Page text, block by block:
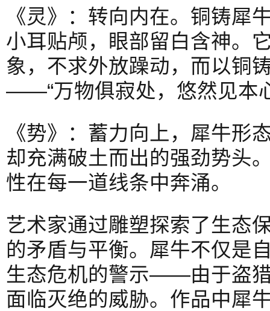
《灵》：转向内在。铜铸犀
小耳贴颅，眼部留白含神。
象，不求外放躁动，而以铜
——“万物俱寂处，悠然见本
《势》：蓄力向上，犀牛形
却充满破土而出的强劲势头
性在每一道线条中奔涌。
艺术家通过雕塑探索了生态
的矛盾与平衡。犀牛不仅是
生态危机的警示——由于盗
面临灭绝的威胁。作品中犀